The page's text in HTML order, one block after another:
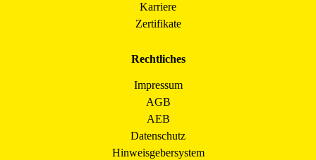
Karriere
Zertifikate
Rechtliches
Impressum
AGB
AEB
Datenschutz
Hinweisgebersystem